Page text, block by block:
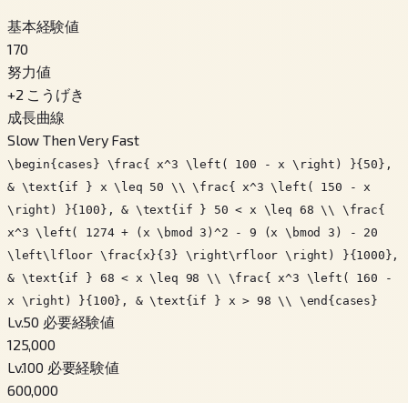
基本経験値
170
努力値
+2 こうげき
成長曲線
Slow Then Very Fast
\begin{cases} \frac{ x^3 \left( 100 - x \right) }{50},
& \text{if } x \leq 50 \\ \frac{ x^3 \left( 150 - x
\right) }{100}, & \text{if } 50 < x \leq 68 \\ \frac{
x^3 \left( 1274 + (x \bmod 3)^2 - 9 (x \bmod 3) - 20
\left\lfloor \frac{x}{3} \right\rfloor \right) }{1000},
& \text{if } 68 < x \leq 98 \\ \frac{ x^3 \left( 160 -
x \right) }{100}, & \text{if } x > 98 \\ \end{cases}
Lv.50 必要経験値
125,000
Lv.100 必要経験値
600,000